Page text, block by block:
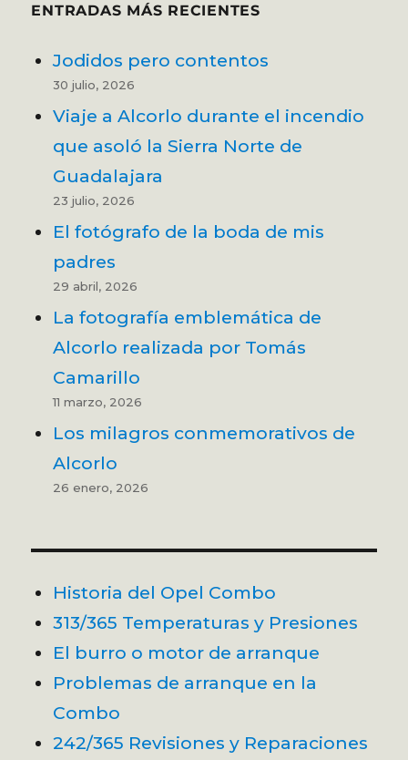
ENTRADAS MÁS RECIENTES
Jodidos pero contentos
30 julio, 2026
Viaje a Alcorlo durante el incendio
que asoló la Sierra Norte de
Guadalajara
23 julio, 2026
El fotógrafo de la boda de mis
padres
29 abril, 2026
La fotografía emblemática de
Alcorlo realizada por Tomás
Camarillo
11 marzo, 2026
Los milagros conmemorativos de
Alcorlo
26 enero, 2026
Historia del Opel Combo
313/365 Temperaturas y Presiones
El burro o motor de arranque
Problemas de arranque en la
Combo
242/365 Revisiones y Reparaciones